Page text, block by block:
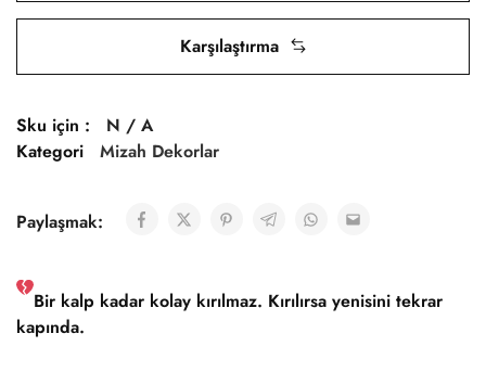
Karşılaştırma
Sku için :
N / A
Kategori
Mizah Dekorlar
Paylaşmak:
Bir kalp kadar kolay kırılmaz. Kırılırsa yenisini tekrar
kapında.